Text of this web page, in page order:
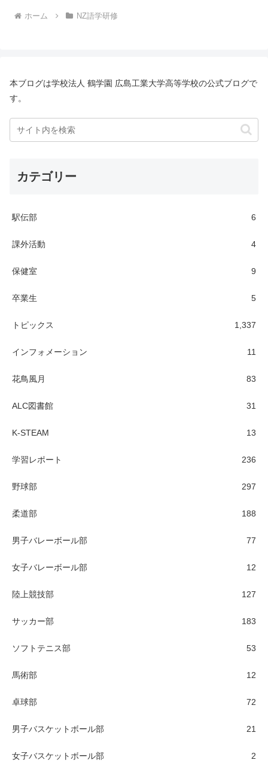
ホーム NZ語学研修
本ブログは学校法人 鶴学園 広島工業大学高等学校の公式ブログで
す。
カテゴリー
駅伝部 6
課外活動 4
保健室 9
卒業生 5
トピックス 1,337
インフォメーション 11
花鳥風月 83
ALC図書館 31
K-STEAM 13
学習レポート 236
野球部 297
柔道部 188
男子バレーボール部 77
女子バレーボール部 12
陸上競技部 127
サッカー部 183
ソフトテニス部 53
馬術部 12
卓球部 72
男子バスケットボール部 21
女子バスケットボール部 2